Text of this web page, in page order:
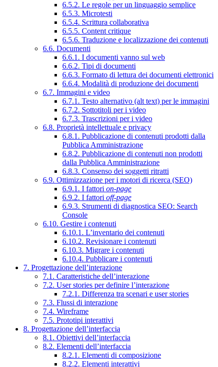
6.5.2. Le regole per un linguaggio semplice
6.5.3. Microtesti
6.5.4. Scrittura collaborativa
6.5.5. Content critique
6.5.6. Traduzione e localizzazione dei contenuti
6.6. Documenti
6.6.1. I documenti vanno sul web
6.6.2. Tipi di documenti
6.6.3. Formato di lettura dei documenti elettronici
6.6.4. Modalità di produzione dei documenti
6.7. Immagini e video
6.7.1. Testo alternativo (alt text) per le immagini
6.7.2. Sottotitoli per i video
6.7.3. Trascrizioni per i video
6.8. Proprietà intellettuale e privacy
6.8.1. Pubblicazione di contenuti prodotti dalla
Pubblica Amministrazione
6.8.2. Pubblicazione di contenuti non prodotti
dalla Pubblica Amministrazione
6.8.3. Consenso dei soggetti ritratti
6.9. Ottimizzazione per i motori di ricerca (SEO)
6.9.1. I fattori on-page
6.9.2. I fattori off-page
6.9.3. Strumenti di diagnostica SEO: Search
Console
6.10. Gestire i contenuti
6.10.1. L’inventario dei contenuti
6.10.2. Revisionare i contenuti
6.10.3. Migrare i contenuti
6.10.4. Pubblicare i contenuti
7. Progettazione dell’interazione
7.1. Caratteristiche dell’interazione
7.2. User stories per definire l’interazione
7.2.1. Differenza tra scenari e user stories
7.3. Flussi di interazione
7.4. Wireframe
7.5. Prototipi interattivi
8. Progettazione dell’interfaccia
8.1. Obiettivi dell’interfaccia
8.2. Elementi dell’interfaccia
8.2.1. Elementi di composizione
8.2.2. Elementi interattivi